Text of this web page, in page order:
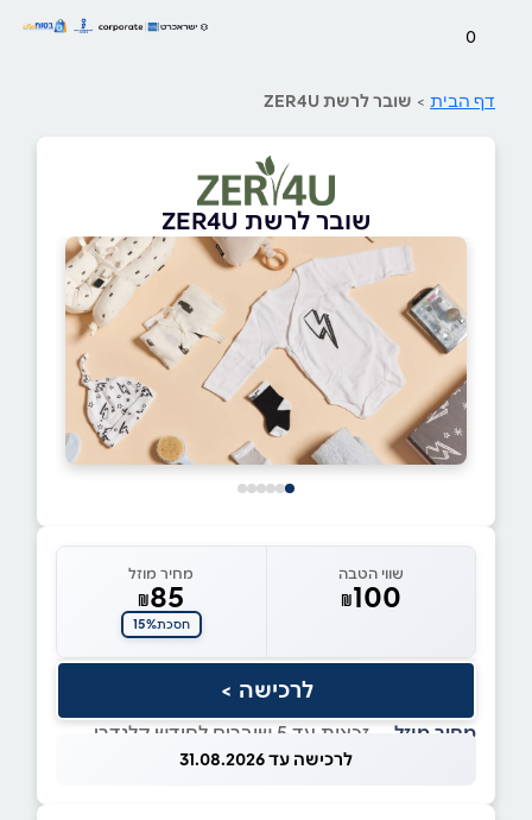
0
דף הבית > שובר לרשת ZER4U
שובר לרשת ZER4U
שווי הטבה
₪100
מחיר מוזל
₪85
חסכת15%
לרכישה >
מחיר מוזל — זכאות עד 5 שוברים לחודש קלנדרי
לרכישה עד 31.08.2026